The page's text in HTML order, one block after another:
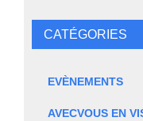
CATÉGORIES
EVÈNEMENTS
AVECVOUS EN